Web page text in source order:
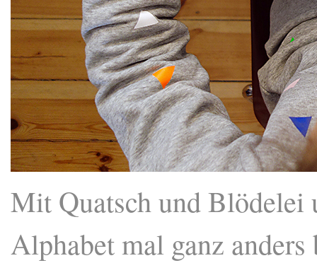
Mit Quatsch und Blödelei
Alphabet mal ganz